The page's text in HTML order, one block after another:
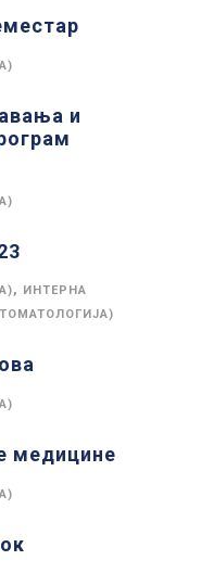
и
, ИНТЕРНА
медицине